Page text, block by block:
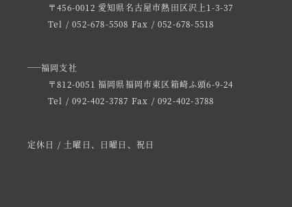
〒456-0012 愛知県名古屋市熱田区沢上1-3-37
Tel / 052-678-5508 Fax / 052-678-5518
福岡支社
〒812-0051 福岡県福岡市東区箱崎ふ頭6-9-24
Tel / 092-402-3787 Fax / 092-402-3788
定休日 / 土曜日、日曜日、祝日